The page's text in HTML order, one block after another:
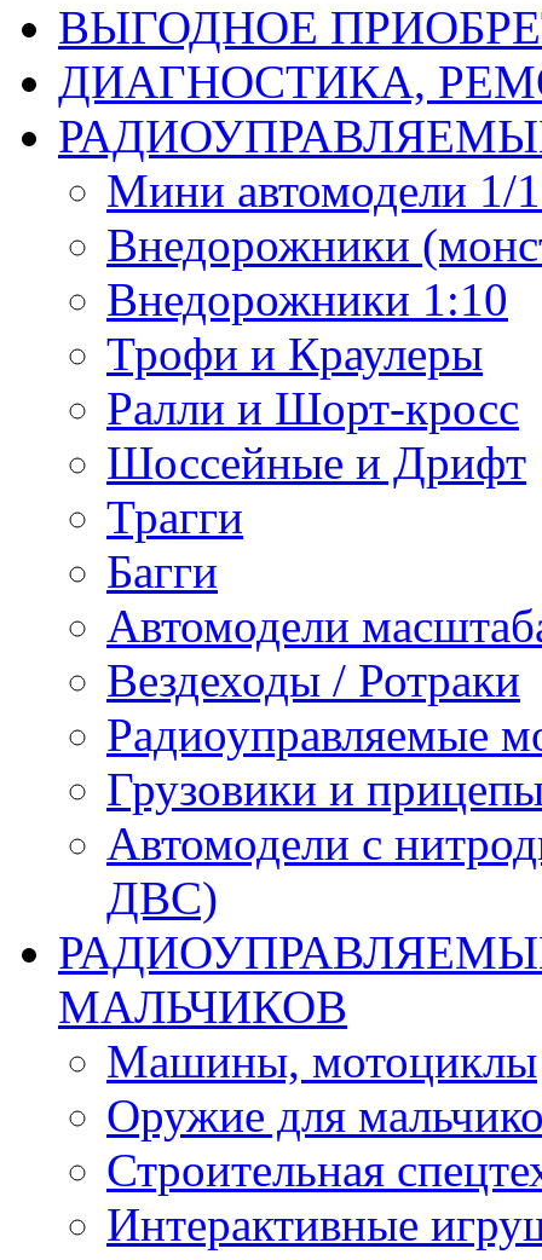
ВЫГОДНОЕ
ДИАГНОСТИКА,
Мини автомодели 1/
Внедорожники
Внедорожники 1:10
Трофи и Краулеры
Ралли и Шорт-кросс
Шоссейные и Дрифт
Трагги
Багги
Автомодели
Вездеходы / Ротраки
Радиоуправляемые
Грузовики и
Автомодели с
ДВС)
МАЛЬЧИКОВ
Машины, мотоциклы
Оружие для
Строительная
Интерактивные